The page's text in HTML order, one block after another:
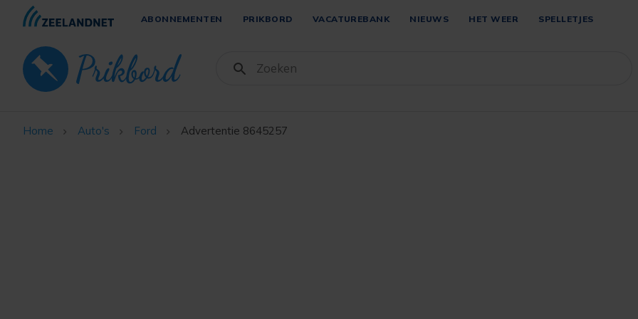
ABONNEMENTEN PRIKBORD VACATUREBANK NIEUWS HET WEER SPELLETJES
Home Auto's Ford Advertentie 8645257